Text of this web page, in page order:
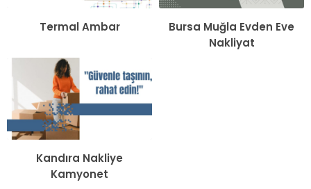
Termal Ambar
Bursa Muğla Evden Eve
Nakliyat
Kandıra Nakliye
Kamyonet